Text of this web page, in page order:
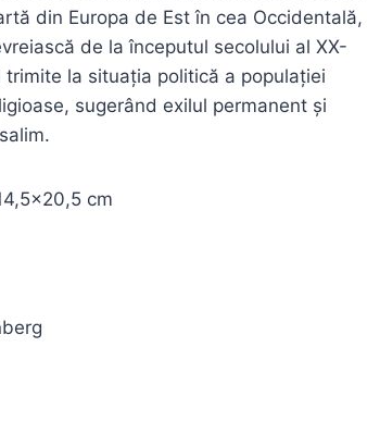
din Europa de Est în cea Occidentală,
de la începutul secolului al XX-
la situația politică a populației
sugerând exilul permanent și
cm